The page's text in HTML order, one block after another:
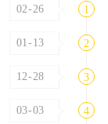
02-26 1
01-13 2
12-28 3
03-03 4